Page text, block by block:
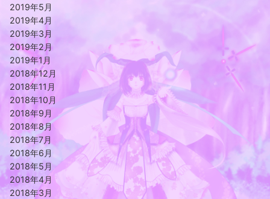
2019年5月
2019年4月
2019年3月
2019年2月
2019年1月
2018年12月
2018年11月
2018年10月
2018年9月
2018年8月
2018年7月
2018年6月
2018年5月
2018年4月
2018年3月